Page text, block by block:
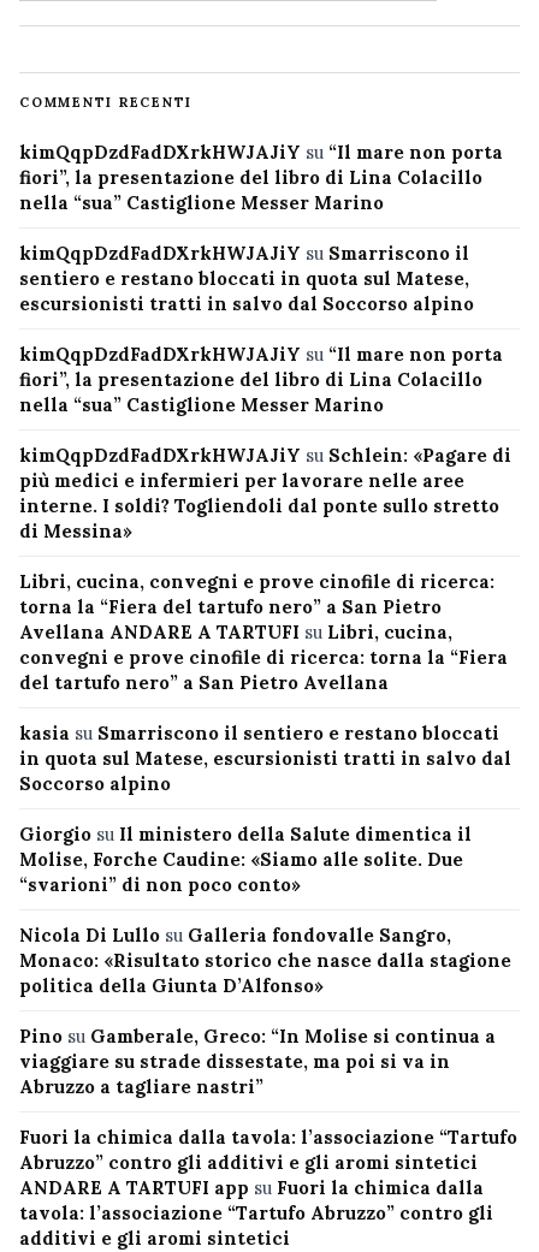
COMMENTI RECENTI
kimQqpDzdFadDXrkHWJAJiY su “Il mare non porta
fiori”, la presentazione del libro di Lina Colacillo
nella “sua” Castiglione Messer Marino
kimQqpDzdFadDXrkHWJAJiY su Smarriscono il
sentiero e restano bloccati in quota sul Matese,
escursionisti tratti in salvo dal Soccorso alpino
kimQqpDzdFadDXrkHWJAJiY su “Il mare non porta
fiori”, la presentazione del libro di Lina Colacillo
nella “sua” Castiglione Messer Marino
kimQqpDzdFadDXrkHWJAJiY su Schlein: «Pagare di
più medici e infermieri per lavorare nelle aree
interne. I soldi? Togliendoli dal ponte sullo stretto
di Messina»
Libri, cucina, convegni e prove cinofile di ricerca:
torna la “Fiera del tartufo nero” a San Pietro
Avellana ANDARE A TARTUFI su Libri, cucina,
convegni e prove cinofile di ricerca: torna la “Fiera
del tartufo nero” a San Pietro Avellana
kasia su Smarriscono il sentiero e restano bloccati
in quota sul Matese, escursionisti tratti in salvo dal
Soccorso alpino
Giorgio su Il ministero della Salute dimentica il
Molise, Forche Caudine: «Siamo alle solite. Due
“svarioni” di non poco conto»
Nicola Di Lullo su Galleria fondovalle Sangro,
Monaco: «Risultato storico che nasce dalla stagione
politica della Giunta D’Alfonso»
Pino su Gamberale, Greco: “In Molise si continua a
viaggiare su strade dissestate, ma poi si va in
Abruzzo a tagliare nastri”
Fuori la chimica dalla tavola: l’associazione “Tartufo
Abruzzo” contro gli additivi e gli aromi sintetici
ANDARE A TARTUFI app su Fuori la chimica dalla
tavola: l’associazione “Tartufo Abruzzo” contro gli
additivi e gli aromi sintetici